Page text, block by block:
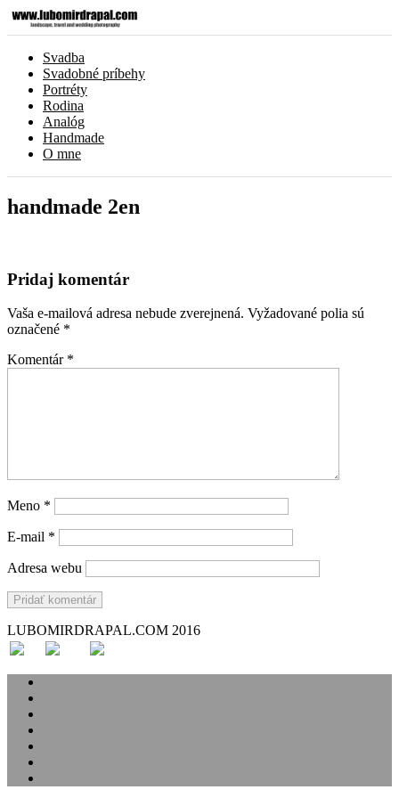
Svadba
Svadobné príbehy
Portréty
Rodina
Analóg
Handmade
O mne
handmade 2en
Pridaj komentár
Vaša e-mailová adresa nebude zverejnená. Vyžadované polia sú
označené *
Komentár *
Meno *
E-mail *
Adresa webu
LUBOMIRDRAPAL.COM 2016